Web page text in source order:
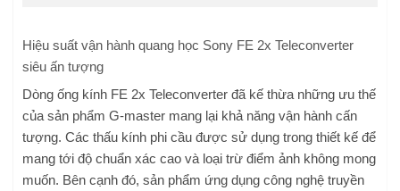
Hiệu suất vận hành quang học Sony FE 2x Teleconverter
siêu ấn tượng
Dòng ống kính FE 2x Teleconverter đã kế thừa những ưu thế
của sản phẩm G-master mang lại khả năng vận hành cấn
tượng. Các thấu kính phi cầu được sử dụng trong thiết kế để
mang tới độ chuẩn xác cao và loại trừ điểm ảnh không mong
muốn. Bên cạnh đó, sản phẩm ứng dụng công nghệ truyền